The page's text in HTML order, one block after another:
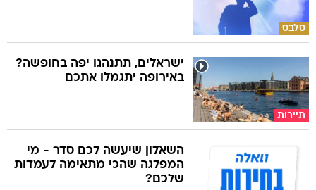
סלבס
תיירות
ישראלים, תתנהגו יפה בחופשה?
באירופה יתגמלו אתכם
השאלון שיעשה לכם סדר - מי
המפלגה שהכי מתאימה לעמדות
שלכם?